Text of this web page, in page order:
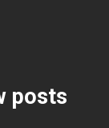
posts